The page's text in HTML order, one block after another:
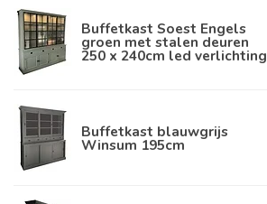
Buffetkast Soest Engels
groen met stalen deuren
250 x 240cm led verlichting
Buffetkast blauwgrijs
Winsum 195cm